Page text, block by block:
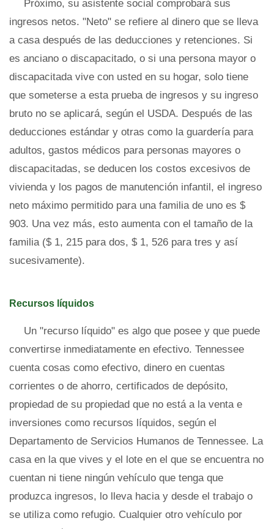
Próximo, su asistente social comprobará sus
ingresos netos. "Neto" se refiere al dinero que se lleva
a casa después de las deducciones y retenciones. Si
es anciano o discapacitado, o si una persona mayor o
discapacitada vive con usted en su hogar, solo tiene
que someterse a esta prueba de ingresos y su ingreso
bruto no se aplicará, según el USDA. Después de las
deducciones estándar y otras como la guardería para
adultos, gastos médicos para personas mayores o
discapacitadas, se deducen los costos excesivos de
vivienda y los pagos de manutención infantil, el ingreso
neto máximo permitido para una familia de uno es $
903. Una vez más, esto aumenta con el tamaño de la
familia ($ 1, 215 para dos, $ 1, 526 para tres y así
sucesivamente).
Recursos líquidos
Un "recurso líquido" es algo que posee y que puede
convertirse inmediatamente en efectivo. Tennessee
cuenta cosas como efectivo, dinero en cuentas
corrientes o de ahorro, certificados de depósito,
propiedad de su propiedad que no está a la venta e
inversiones como recursos líquidos, según el
Departamento de Servicios Humanos de Tennessee. La
casa en la que vives y el lote en el que se encuentra no
cuentan ni tiene ningún vehículo que tenga que
produzca ingresos, lo lleva hacia y desde el trabajo o
se utiliza como refugio. Cualquier otro vehículo por